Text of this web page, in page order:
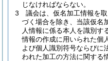
じなければならない。
3
議会は、仮名加工情報を
づく場合を除き、当該仮名
人情報に係る本人を識別す
情報の作成に用いられた個
よび個人識別符号ならびに
われた加工の方法に関する